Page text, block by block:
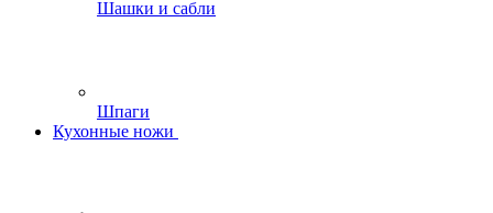
Шашки и сабли
Шпаги
Кухонные ножи